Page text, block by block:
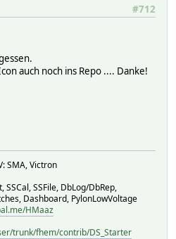
#712
auch noch ins Repo .... Danke!
SMA, Victron
SSFile, DbLog/DbRep,
Dashboard, PylonLowVoltage
HMaaz
trunk/fhem/contrib/DS_Starter